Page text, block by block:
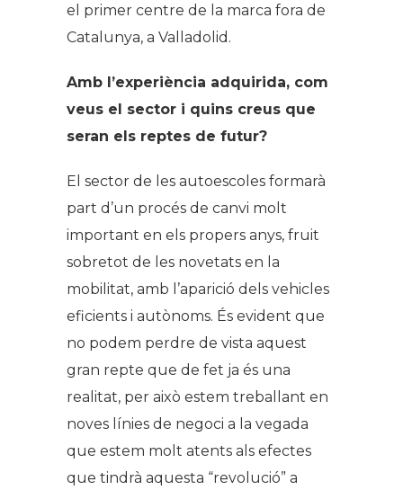
el primer centre de la marca fora de
Catalunya, a Valladolid.
Amb l’experiència adquirida, com
veus el sector i quins creus que
seran els reptes de futur?
El sector de les autoescoles formarà
part d’un procés de canvi molt
important en els propers anys, fruit
sobretot de les novetats en la
mobilitat, amb l’aparició dels vehicles
eficients i autònoms. És evident que
no podem perdre de vista aquest
gran repte que de fet ja és una
realitat, per això estem treballant en
noves línies de negoci a la vegada
que estem molt atents als efectes
que tindrà aquesta “revolució” a